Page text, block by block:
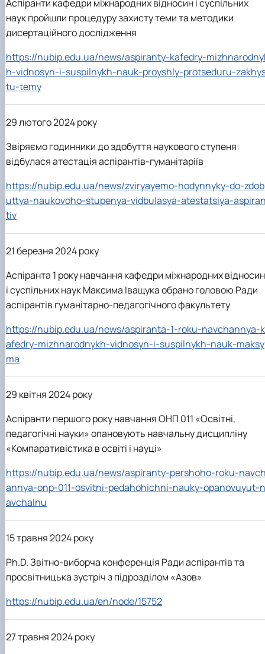
Аспіранти кафедри міжнародних відносин і суспільних
наук пройшли процедуру захисту теми та методики
дисертаційного дослідження
https://nubip.edu.ua/news/aspiranty-kafedry-
h-vidnosyn-i-suspilnykh-nauk-proyshly-protseduru-
tu-temy
29 лютого 2024 року
Звіряємо годинники до здобуття наукового ступеня:
відбулася атестація аспірантів-гуманітаріїв
https://nubip.edu.ua/news/zviryayemo-hodynnyky-do-zdob
uttya-naukovoho-stupenya-vidbulasya-atestatsiya-
tiv
21 березня 2024 року
Аспіранта 1 року навчання кафедри міжнародних відносин
і суспільних наук Максима Іващука обрано головою Ради
аспірантів гуманітарно-педагогічного факультету
https://nubip.edu.ua/news/aspiranta-1-roku-navchannya-k
afedry-mizhnarodnykh-vidnosyn-i-suspilnykh-nauk-maksy
ma
29 квітня 2024 року
Аспіранти першого року навчання ОНП 011 «Освітні,
педагогічні науки» опановують навчальну дисципліну
«Компаративістика в освіті і науці»
https://nubip.edu.ua/news/aspiranty-pershoho-roku-
annya-onp-011-osvitni-pedahohichni-nauky-opanovuyut-n
avchalnu
15 травня 2024 року
Ph.D. Звітно-виборча конференція Ради аспірантів та
просвітницька зустріч з підрозділом «Азов»
https://nubip.edu.ua/en/node/15752
27 травня 2024 року